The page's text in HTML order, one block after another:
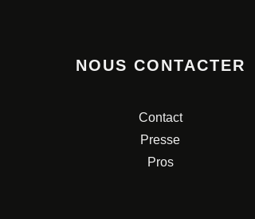
NOUS CONTACTER
Contact
Presse
Pros